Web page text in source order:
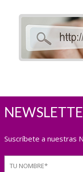
Suscríbete a nuestras